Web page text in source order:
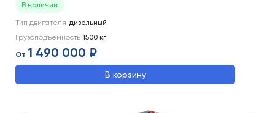
В наличии
Тип двигателя дизельный
Грузоподъемность 1500 кг
От 1 490 000 ₽
В корзину